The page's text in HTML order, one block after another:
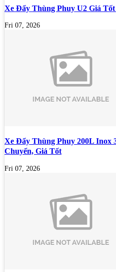
Xe Đẩy Thùng Phuy U2 Giá
Fri 07, 2026
Xe Đẩy Thùng Phuy 200L Inox
Chuyển, Giá Tốt
Fri 07, 2026